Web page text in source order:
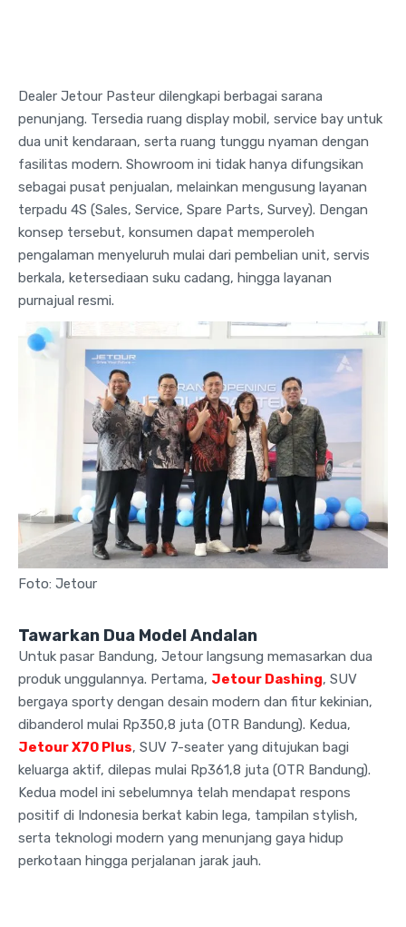
Dealer Jetour Pasteur dilengkapi berbagai sarana
penunjang. Tersedia ruang display mobil, service bay untuk
dua unit kendaraan, serta ruang tunggu nyaman dengan
fasilitas modern. Showroom ini tidak hanya difungsikan
sebagai pusat penjualan, melainkan mengusung layanan
terpadu 4S (Sales, Service, Spare Parts, Survey). Dengan
konsep tersebut, konsumen dapat memperoleh
pengalaman menyeluruh mulai dari pembelian unit, servis
berkala, ketersediaan suku cadang, hingga layanan
purnajual resmi.
Foto: Jetour
Tawarkan Dua Model Andalan
Untuk pasar Bandung, Jetour langsung memasarkan dua
produk unggulannya. Pertama, Jetour Dashing, SUV
bergaya sporty dengan desain modern dan fitur kekinian,
dibanderol mulai Rp350,8 juta (OTR Bandung). Kedua,
Jetour X70 Plus, SUV 7-seater yang ditujukan bagi
keluarga aktif, dilepas mulai Rp361,8 juta (OTR Bandung).
Kedua model ini sebelumnya telah mendapat respons
positif di Indonesia berkat kabin lega, tampilan stylish,
serta teknologi modern yang menunjang gaya hidup
perkotaan hingga perjalanan jarak jauh.